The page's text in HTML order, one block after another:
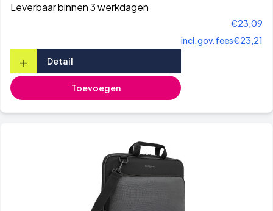
Leverbaar binnen 3 werkdagen
€23,09
incl.gov.fees€23,21
+ Detail
Toevoegen